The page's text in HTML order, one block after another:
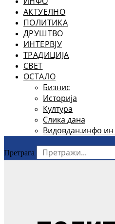
АКТУЕЛНО
ПОЛИТИКА
ДРУШТВО
ИНТЕРВЈУ
ТРАДИЦИЈА
СВЕТ
ОСТАЛО
Бизнис
Историја
Култура
Слика дана
Видовдан.инфо ин
Претрага